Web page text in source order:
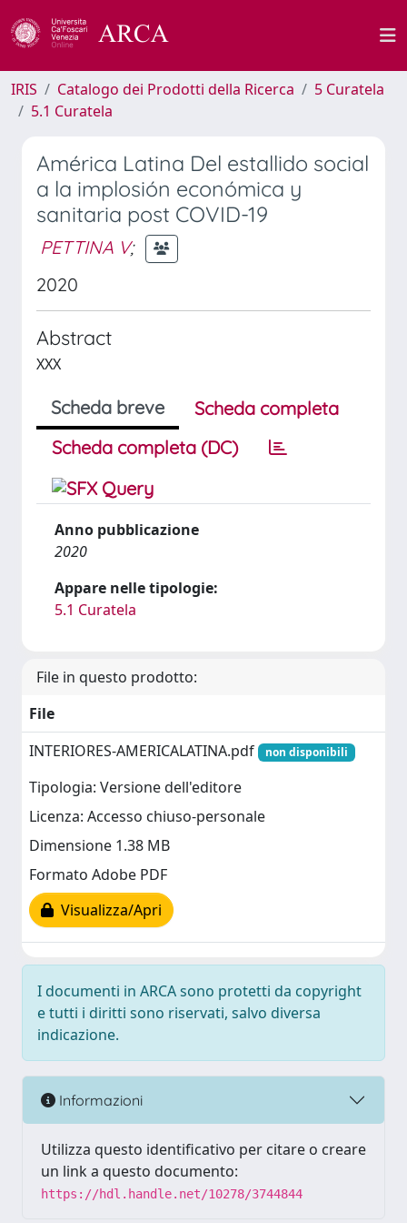
IRIS Catalogo dei Prodotti della Ricerca
5 Curatela
5.1 Curatela
América Latina Del estallido social
a la implosión económica y
sanitaria post COVID-19
PETTINA V;
2020
Abstract
XXX
Scheda breve
Scheda completa
Scheda completa (DC)
Anno pubblicazione
2020
Appare nelle tipologie:
5.1 Curatela
File in questo prodotto:
File
INTERIORES-AMERICALATINA.pdf
non disponibili
Tipologia: Versione dell'editore
Licenza: Accesso chiuso-personale
Dimensione 1.38 MB
Formato Adobe PDF
Visualizza/Apri
I documenti in ARCA sono protetti da copyright
e tutti i diritti sono riservati, salvo diversa
indicazione.
Informazioni
Utilizza questo identificativo per citare o creare
un link a questo documento:
https://hdl.handle.net/10278/3744844